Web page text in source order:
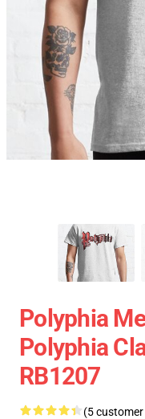
Polyphia
Polyphia
RB1207
(5